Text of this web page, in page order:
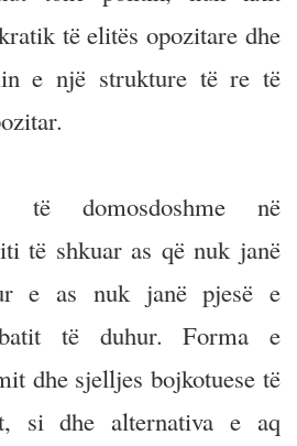
të elitës opozitare dhe
e një strukture të re të
të domosdoshme në
të shkuar as që nuk janë
e as nuk janë pjesë e
të duhur. Forma e
dhe sjelljes bojkotuese të
si dhe alternativa e aq